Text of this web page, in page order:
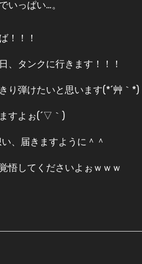
いっぱい…。
！！！
、タンクに行きます！！！
り弾けたいと思います(*´艸｀*)
すよぉ(´▽｀)
、届きますように＾＾
悟してくださいよぉｗｗｗ